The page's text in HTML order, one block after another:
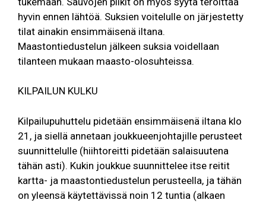
hyvin ennen lähtöä. Suksien voitelulle on järjestetty
tilat ainakin ensimmäisenä iltana.
Maastontiedustelun jälkeen suksia voidellaan
tilanteen mukaan maasto-olosuhteissa.
KILPAILUN KULKU
Kilpailupuhuttelu pidetään ensimmäisenä iltana klo
21, ja siellä annetaan joukkueenjohtajille perusteet
suunnittelulle (hiihtoreitti pidetään salaisuutena
tähän asti). Kukin joukkue suunnittelee itse reitit
kartta- ja maastontiedustelun perusteella, ja tähän
on yleensä käytettävissä noin 12 tuntia (alkaen